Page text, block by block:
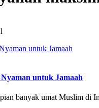
untuk Jamaah
banyak umat Muslim di